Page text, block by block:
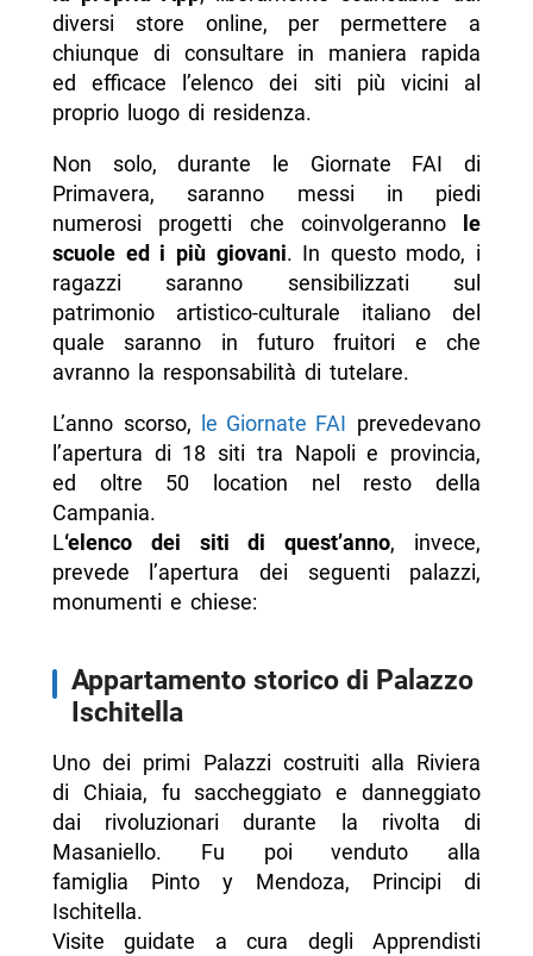
diversi store online, per permettere a
chiunque di consultare in maniera rapida
ed efficace l’elenco dei siti più vicini al
proprio luogo di residenza.
Non solo, durante le Giornate FAI di
Primavera, saranno messi in piedi
numerosi progetti che coinvolgerannole
scuole ed i più giovani. In questo modo, i
ragazzi saranno sensibilizzati sul
patrimonio artistico-culturale italiano del
quale saranno in futuro fruitori e che
avranno la responsabilità di tutelare.
L’anno scorso, le Giornate FAI prevedevano
l’apertura di 18 siti tra Napoli e provincia,
ed oltre 50 location nel resto della
Campania.
L‘elenco dei siti di quest’anno, invece,
prevede l’apertura dei seguenti palazzi,
monumenti e chiese:
Appartamento storico di Palazzo
Ischitella
Uno dei primi Palazzi costruiti alla Riviera
di Chiaia, fu saccheggiato e danneggiato
dai rivoluzionari durante la rivolta di
Masaniello. Fu poi venduto alla
famiglia Pinto y Mendoza, Principi di
Ischitella.
Visite guidate a cura degli Apprendisti